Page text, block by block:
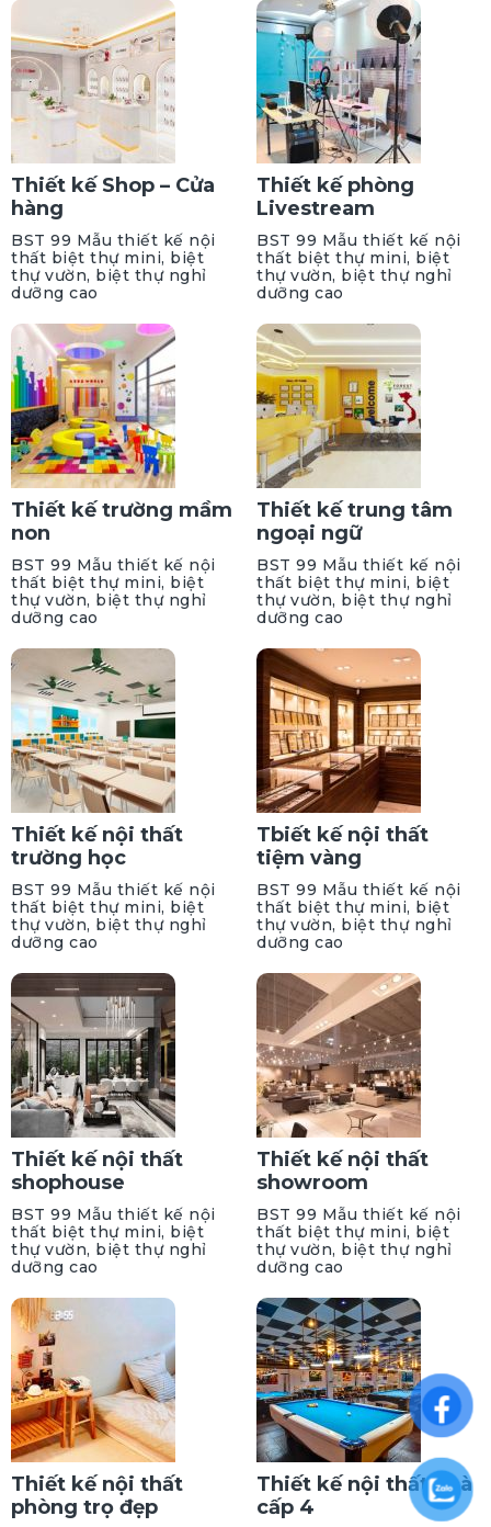
Thiết kế Shop – Cửa
hàng
BST 99 Mẫu thiết kế nội
thất biệt thự mini, biệt
thự vườn, biệt thự nghỉ
dưỡng cao
Thiết kế phòng
Livestream
BST 99 Mẫu thiết kế nội
thất biệt thự mini, biệt
thự vườn, biệt thự nghỉ
dưỡng cao
Thiết kế trường mầm
non
BST 99 Mẫu thiết kế nội
thất biệt thự mini, biệt
thự vườn, biệt thự nghỉ
dưỡng cao
Thiết kế trung tâm
ngoại ngữ
BST 99 Mẫu thiết kế nội
thất biệt thự mini, biệt
thự vườn, biệt thự nghỉ
dưỡng cao
Thiết kế nội thất
trường học
BST 99 Mẫu thiết kế nội
thất biệt thự mini, biệt
thự vườn, biệt thự nghỉ
dưỡng cao
Tbiết kế nội thất
tiệm vàng
BST 99 Mẫu thiết kế nội
thất biệt thự mini, biệt
thự vườn, biệt thự nghỉ
dưỡng cao
Thiết kế nội thất
shophouse
BST 99 Mẫu thiết kế nội
thất biệt thự mini, biệt
thự vườn, biệt thự nghỉ
dưỡng cao
Thiết kế nội thất
showroom
BST 99 Mẫu thiết kế nội
thất biệt thự mini, biệt
thự vườn, biệt thự nghỉ
dưỡng cao
Thiết kế nội thất
phòng trọ đẹp
Thiết kế nội thất nhà
cấp 4